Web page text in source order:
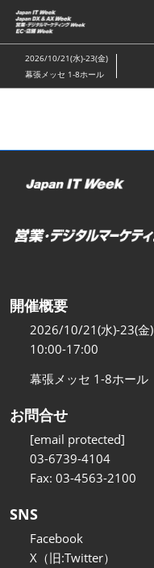
ス
キ
ッ
し
む
2026/10/21(水)-23(金)
幕張メッセ 1-8ホール
開催概要
2026/10/21(水)-23(金)
10:00-17:00
幕張メッセ 1-8ホール
お問合せ
[email protected]
03-6739-4104
Fax: 03-4563-2100
SNS
Facebook
X（旧:Twitter）